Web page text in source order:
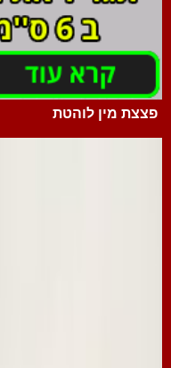
פצצת מין לוהטת